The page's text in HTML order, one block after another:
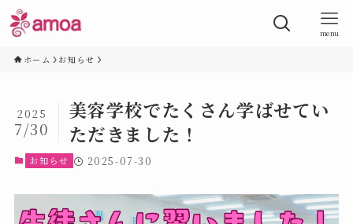
menu
ホーム お知らせ
美容学校でたくさん学ばせてい
ただきました！
2025
7/30
お知らせ 2025-07-30